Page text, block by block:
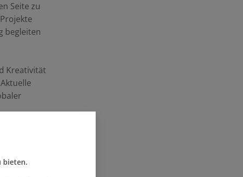
Seite zu
begleiten
Kreativität
und
und
bieten.